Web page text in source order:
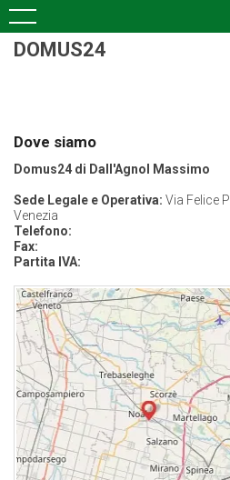
DOMUS24
Dove siamo
Domus24 di Dall'Agnol Massimo
Sede Legale e Operativa: Via Felice
Venezia
Telefono:
Fax:
Partita IVA: